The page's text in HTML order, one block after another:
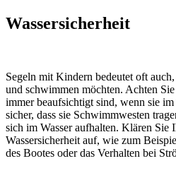
Wassersicherheit
Segeln mit Kindern bedeutet oft
und schwimmen möchten. Achten
immer beaufsichtigt sind, wenn sie
sicher, dass sie Schwimmwesten
sich im Wasser aufhalten. Klären Sie
Wassersicherheit auf, wie zum
des Bootes oder das Verhalten bei